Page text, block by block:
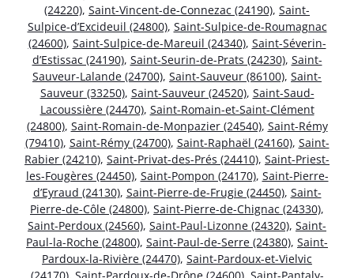
(24220), Saint-Vincent-de-Connezac (24190), Saint-
Sulpice-d’Excideuil (24800), Saint-Sulpice-de-Roumagnac
(24600), Saint-Sulpice-de-Mareuil (24340), Saint-Séverin-
d’Estissac (24190), Saint-Seurin-de-Prats (24230), Saint-
Sauveur-Lalande (24700), Saint-Sauveur (86100), Saint-
Sauveur (33250), Saint-Sauveur (24520), Saint-Saud-
Lacoussière (24470), Saint-Romain-et-Saint-Clément
(24800), Saint-Romain-de-Monpazier (24540), Saint-Rémy
(79410), Saint-Rémy (24700), Saint-Raphaël (24160), Saint-
Rabier (24210), Saint-Privat-des-Prés (24410), Saint-Priest-
les-Fougères (24450), Saint-Pompon (24170), Saint-Pierre-
d’Eyraud (24130), Saint-Pierre-de-Frugie (24450), Saint-
Pierre-de-Côle (24800), Saint-Pierre-de-Chignac (24330),
Saint-Perdoux (24560), Saint-Paul-Lizonne (24320), Saint-
Paul-la-Roche (24800), Saint-Paul-de-Serre (24380), Saint-
Pardoux-la-Rivière (24470), Saint-Pardoux-et-Vielvic